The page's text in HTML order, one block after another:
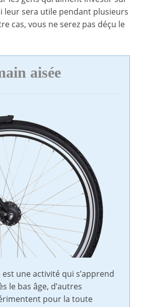
leur sera utile pendant plusieurs
cas, vous ne serez pas déçu le
aisée
une activité qui s’apprend
le bas âge, d’autres
pour la toute